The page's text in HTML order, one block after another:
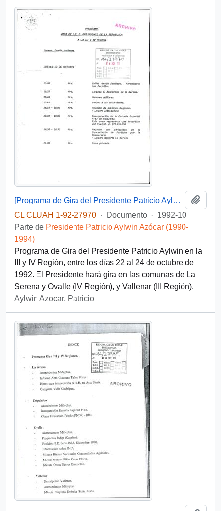
[Programa de Gira del Presidente Patricio Aylwin en la III y IV Región]
CL CLUAH 1-92-27970 · Documento · 1992-10
Parte de Presidente Patricio Aylwin Azócar (1990-
1994)
Programa de Gira del Presidente Patricio Aylwin en la
III y IV Región, entre los días 22 al 24 de octubre de
1992. El Presidente hará gira en las comunas de La
Serena y Ovalle (IV Región), y Vallenar (III Región).
Aylwin Azocar, Patricio